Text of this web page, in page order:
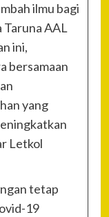
ilmu bagi
Taruna AAL
ini,
bersamaan
yang
Letkol
tetap
19